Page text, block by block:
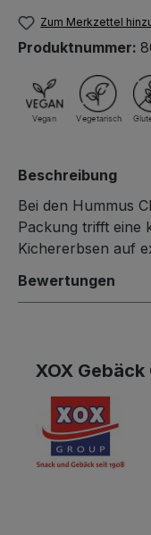
Zum Merkzettel
Produktnummer:
Beschreibung
Bei den Hummus
Packung trifft eine
Kichererbsen auf
Bewertungen
XOX Gebäck